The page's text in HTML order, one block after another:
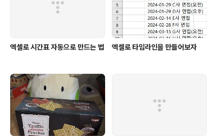
엑셀로 시간표 자동으로 만드는 법 엑셀로 타임라인을 만들어보자